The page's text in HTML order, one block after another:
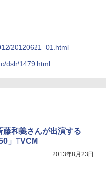
20120621_01.html
dslr/1479.html
藤和義さんが出演する
」TVCM
2013年8月23日